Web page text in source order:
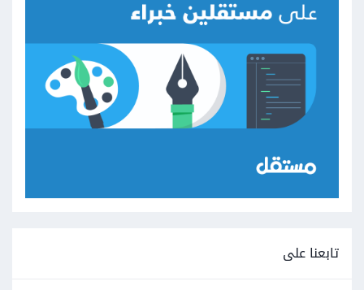
تابعنا على